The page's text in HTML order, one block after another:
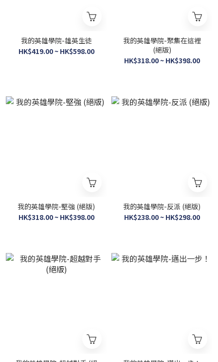
我的英雄學院-雄英生徒
HK$419.00 ~ HK$598.00
我的英雄學院-聚集在這裡
(絕版)
HK$318.00 ~ HK$398.00
我的英雄學院-堅強 (絕版)
HK$318.00 ~ HK$398.00
我的英雄學院-反派 (絕版)
HK$238.00 ~ HK$298.00